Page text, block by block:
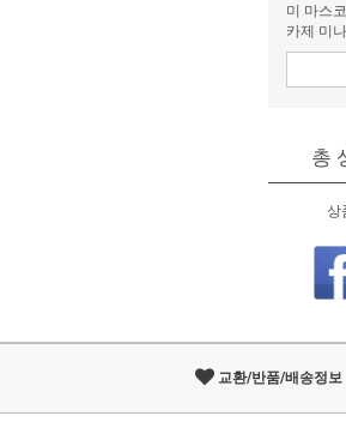
미 마스
카제 미
총
상
교환/반품/배송정보